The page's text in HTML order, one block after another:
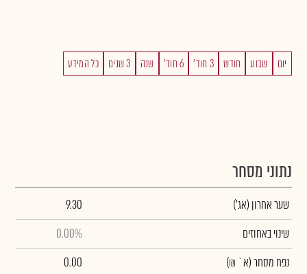
יום שבוע חודש 3 חוד' 6 חוד' שנה 3 שנים כל המידע
נתוני מסחר
שער אחרון (אג')
9.30
שינוי באחוזים
0.00%
נפח מסחר(א` ₪)
0.00